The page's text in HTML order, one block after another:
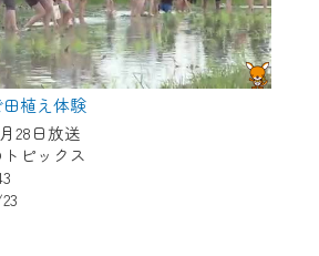
田植え体験
28日放送
ピックス
了承の程よろしくお願い
ログインには、MyIDが必
Web TVを含むCCNetの
ご利用頂くためのIDです。